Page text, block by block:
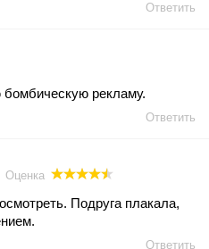
Ответить
рекламу.
Ответить
Оценка
Подруга плакала,
Ответить